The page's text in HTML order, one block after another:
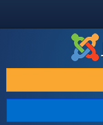
下載 & 擴充
發現 & 學習
社群 & 支援